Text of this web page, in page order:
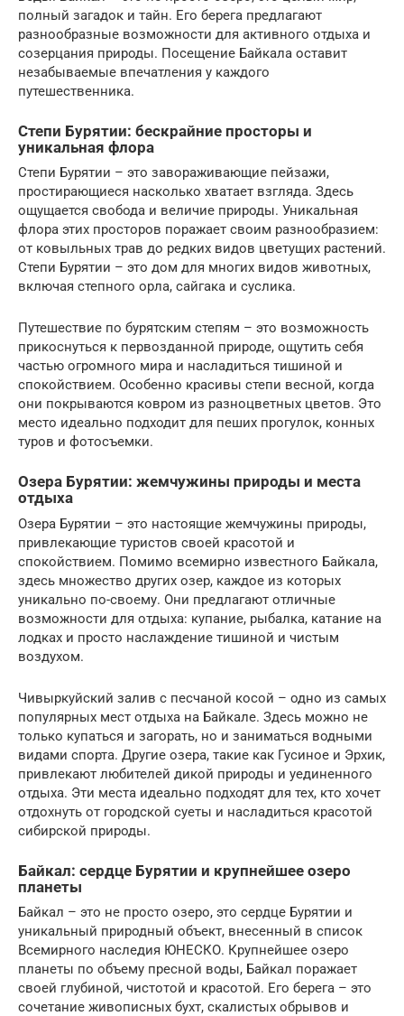
полный загадок и тайн. Его берега предлагают
разнообразные возможности для активного отдыха и
созерцания природы. Посещение Байкала оставит
незабываемые впечатления у каждого
путешественника.
Степи Бурятии: бескрайние просторы и
уникальная флора
Степи Бурятии – это завораживающие пейзажи,
простирающиеся насколько хватает взгляда. Здесь
ощущается свобода и величие природы. Уникальная
флора этих просторов поражает своим разнообразием:
от ковыльных трав до редких видов цветущих растений.
Степи Бурятии – это дом для многих видов животных,
включая степного орла, сайгака и суслика.
Путешествие по бурятским степям – это возможность
прикоснуться к первозданной природе, ощутить себя
частью огромного мира и насладиться тишиной и
спокойствием. Особенно красивы степи весной, когда
они покрываются ковром из разноцветных цветов. Это
место идеально подходит для пеших прогулок, конных
туров и фотосъемки.
Озера Бурятии: жемчужины природы и места
отдыха
Озера Бурятии – это настоящие жемчужины природы,
привлекающие туристов своей красотой и
спокойствием. Помимо всемирно известного Байкала,
здесь множество других озер, каждое из которых
уникально по-своему. Они предлагают отличные
возможности для отдыха: купание, рыбалка, катание на
лодках и просто наслаждение тишиной и чистым
воздухом.
Чивыркуйский залив с песчаной косой – одно из самых
популярных мест отдыха на Байкале. Здесь можно не
только купаться и загорать, но и заниматься водными
видами спорта. Другие озера, такие как Гусиное и Эрхик,
привлекают любителей дикой природы и уединенного
отдыха. Эти места идеально подходят для тех, кто хочет
отдохнуть от городской суеты и насладиться красотой
сибирской природы.
Байкал: сердце Бурятии и крупнейшее озеро
планеты
Байкал – это не просто озеро, это сердце Бурятии и
уникальный природный объект, внесенный в список
Всемирного наследия ЮНЕСКО. Крупнейшее озеро
планеты по объему пресной воды, Байкал поражает
своей глубиной, чистотой и красотой. Его берега – это
сочетание живописных бухт, скалистых обрывов и